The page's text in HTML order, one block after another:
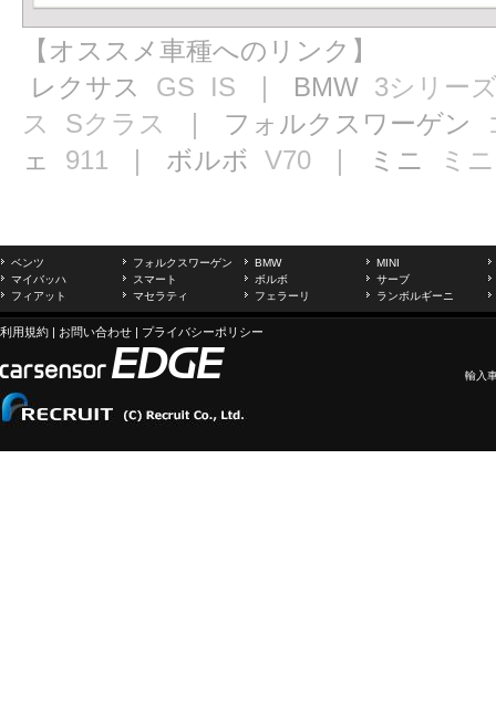
【オススメ車種へのリンク】
レクサス GS IS ｜ BMW 3シリー
ス
Sクラス ｜ フォルクスワーゲン
ェ 911 ｜ ボルボ V70 ｜ ミニ ミニ
ベンツ フォルクスワーゲン BMW
MINI
マイバッハ
スマート ボルボ
サーブ
フィアット
マセラティ フェラーリ ランボルギーニ
利用規約 | お問い合わせ | プライバシーポリシー
輸入